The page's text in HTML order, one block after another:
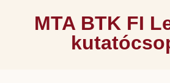
MTA BTK FI